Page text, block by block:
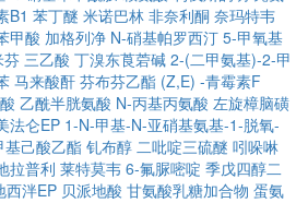
B1 苯丁醚 米诺巴林 非奈利酮 奈玛特韦
甲酸 加格列净 N-硝基帕罗西汀 5-甲氧基
芬 三乙酸 丁溴东莨菪碱 2-(二甲氨基)-2-甲
马来酸酐 芬布芬乙酯 (Z,E) -青霉素F
乙酰半胱氨酸 N-丙基丙氨酸 左旋樟脑磺
法仑EP 1-N-甲基-N-亚硝基氨基-1-脱氧-
基己酸乙酯 钆布醇 二吡啶三硫醚 吲哚啉
拉普利 莱特莫韦 6-氟脲嘧啶 季戊四醇二
西泮EP 贝派地酸 甘氨酸乳糖加合物 蛋氨